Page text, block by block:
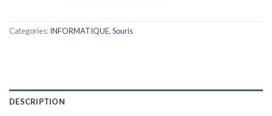
Categories:INFORMATIQUE,Souris
DESCRIPTION